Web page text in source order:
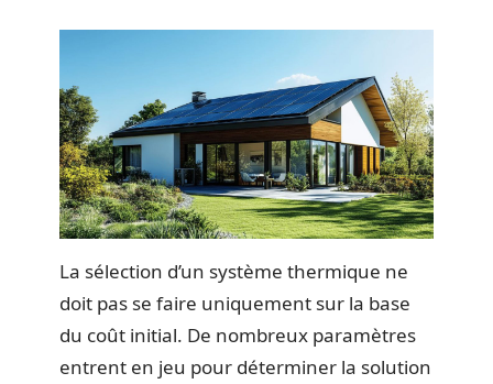
La sélection d’un système thermique ne
doit pas se faire uniquement sur la base
du coût initial. De nombreux paramètres
entrent en jeu pour déterminer la solution